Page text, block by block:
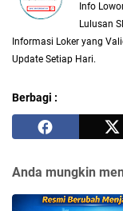
Info
Lulusan
Informasi Loker yang
Update Setiap Hari.
Berbagi :
Anda mungkin